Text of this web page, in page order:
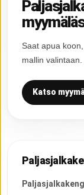
Saat apua
mallin valintaan.
Katso